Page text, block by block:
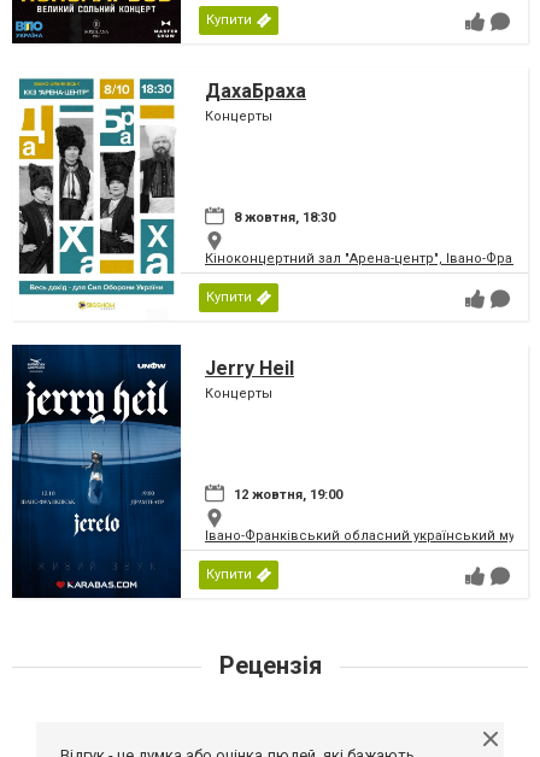
Купити
ДахаБраха
Концерты
8 жовтня, 18:30
Кіноконцертний зал "Арена-центр", Івано-
Купити
Jerry Heil
Концерты
12 жовтня, 19:00
Івано-Франківський обласний український
Купити
Рецензія